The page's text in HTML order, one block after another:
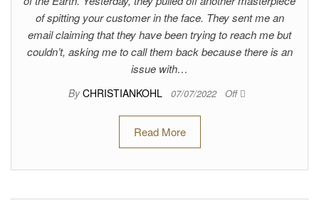
of spitting your customer in the face. They sent me an
email claiming that they have been trying to reach me but
couldn’t, asking me to call them back because there is an
issue with…
By CHRISTIANKOHL 07/07/2022 Off
Read More